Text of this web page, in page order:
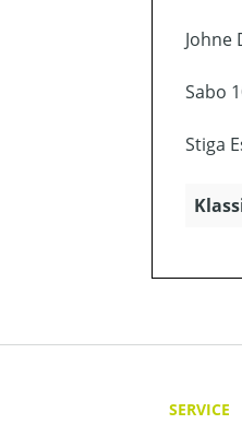
Johne
Sabo
Stiga
SERVICE